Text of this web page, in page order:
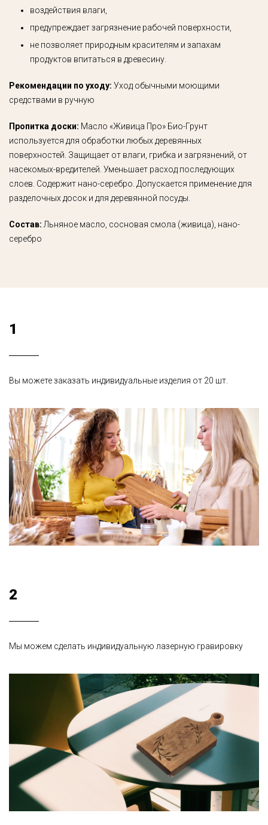
воздействия влаги,
предупреждает загрязнение рабочей поверхности,
не позволяет природным красителям и запахам
продуктов впитаться в древесину.
Рекомендации по уходу: Уход обычными моющими
средствами в ручную
Пропитка доски: Масло «Живица Про» Био-Грунт
используется для обработки любых деревянных
поверхностей. Защищает от влаги, грибка и загрязнений, от
насекомых-вредителей. Уменьшает расход последующих
слоев. Содержит нано-серебро. Допускается применение для
разделочных досок и для деревянной посуды.
Состав: Льняное масло, сосновая смола (живица), нано-
серебро
1
Вы можете заказать индивидуальные изделия от 20 шт.
2
Мы можем сделать индивидуальную лазерную гравировку